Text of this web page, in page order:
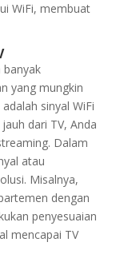
WiFi, membuat
banyak
yang mungkin
sinyal WiFi
dari TV, Anda
Dalam
atau
Misalnya,
dengan
penyesuaian
mencapai TV